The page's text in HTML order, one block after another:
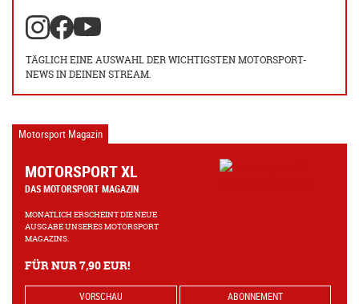
TÄGLICH EINE AUSWAHL DER WICHTIGSTEN MOTORSPORT-
NEWS IN DEINEN STREAM.
Motorsport Magazin
MOTORSPORT XL
DAS MOTORSPORT MAGAZIN
MONATLICH ERSCHEINT DIE NEUE
AUSGABE UNSERES MOTORSPORT
MAGAZINS.
FÜR NUR 7,90 EUR!
VORSCHAU ABONNEMENT